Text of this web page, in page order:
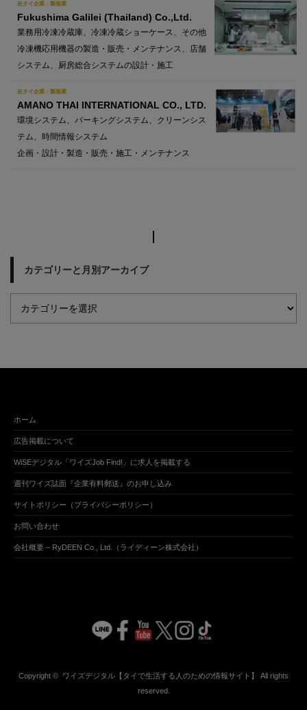
在タイ企業・製造業
Fukushima Galilei (Thailand) Co.,Ltd.
業務用冷凍冷蔵庫、冷凍冷蔵ショーケース、その他
冷凍機応用機器の製造・販売・メンテナンス、店舗
システム、厨房総合システムの設計・施工
在タイ企業・製造業
AMANO THAI INTERNATIONAL CO., LTD.
環境システム、パーキングシステム、クリーンシス
テム、時間情報システム
企画・設計・製造・販売・施工・メンテナンス
カテゴリーと月別アーカイブ
ホーム
広告掲載について
WiSEデジタル「ワイズJob Find!」に求人を掲載する
週刊ワイズ誌面『企業有料郵送』のお申し込み
サイトポリシー（プライバシーポリシー）
お問い合わせ
会社概要 – RyDEEN Co., Ltd.（ライディーン株式会社）
Copyright © ワイズデジタル【タイで生活する人のための情報サイト】
All rights
reserved.